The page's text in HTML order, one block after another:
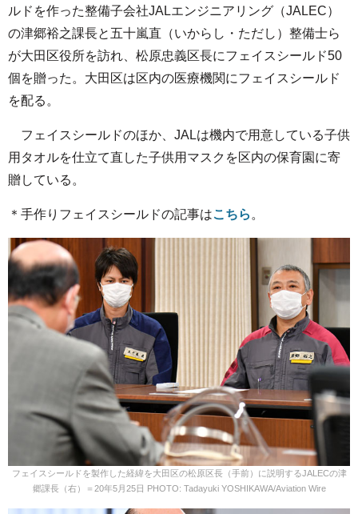
ルドを作った整備子会社JALエンジニアリング（JALEC）
の津郷裕之課長と五十嵐直（いからし・ただし）整備士ら
が大田区役所を訪れ、松原忠義区長にフェイスシールド50
個を贈った。大田区は区内の医療機関にフェイスシールド
を配る。
フェイスシールドのほか、JALは機内で用意している子供
用タオルを仕立て直した子供用マスクを区内の保育園に寄
贈している。
＊手作りフェイスシールドの記事はこちら 。
フェイスシールドを製作した経緯を大田区の松原区長（手前）に説明するJALECの津
郷課長（右）＝20年5月25日 PHOTO: Tadayuki YOSHIKAWA/Aviation Wire